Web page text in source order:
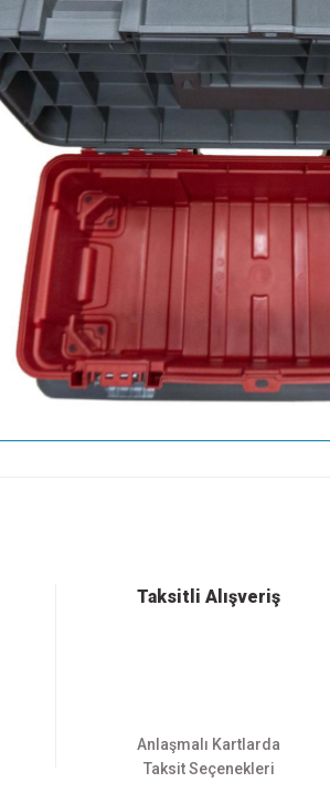
Taksitli Alışveriş
Anlaşmalı Kartlarda
Taksit Seçenekleri